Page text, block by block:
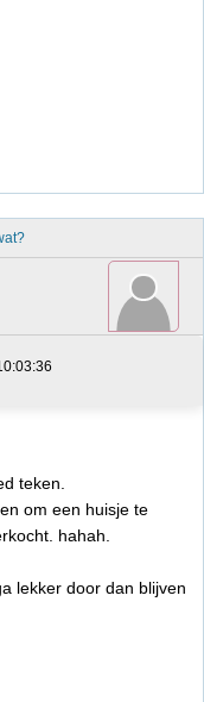
teken.
om een huisje te
hahah.
lekker door dan blijven